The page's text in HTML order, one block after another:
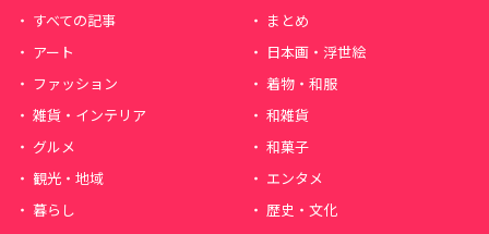
すべての記事
まとめ
アート
日本画・浮世絵
ファッション
着物・和服
雑貨・インテリア
和雑貨
グルメ
和菓子
観光・地域
エンタメ
暮らし
歴史・文化